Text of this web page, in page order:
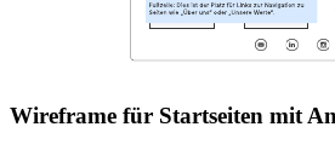
Wireframe für Startseiten mit